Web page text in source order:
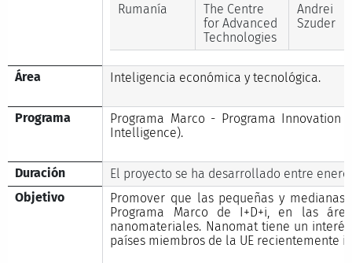
Rumanía
The Centre
for Advanced
Technologies
Andrei
Szuder
Área Inteligencia económica y tecnológica.
Programa
Programa Marco - Programa Innovation
Intelligence).
Duración
El proyecto se ha desarrollado entre enero
Objetivo
Promover que las pequeñas y
Programa Marco de I+D+i, en las
nanomateriales. Nanomat tiene un
países miembros de la UE recientemente